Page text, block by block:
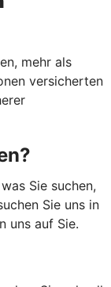
mehr als
versicherten
Sie suchen,
Sie uns in
uns auf Sie.